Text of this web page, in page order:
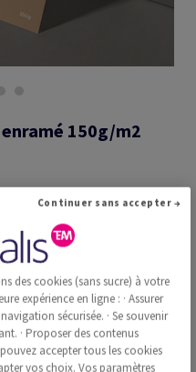
150g/m2
ECF, 150g/m2, 720mm x
FSC Mix Credit
Recommander ce produit
des cookies (sans sucre) à votre
expérience en ligne : · Assurer
sécurisée. · Se souvenir
· Proposer des contenus
accepter tous les cookies
vos choix. Vos paramètres
Continuer sans accepter →